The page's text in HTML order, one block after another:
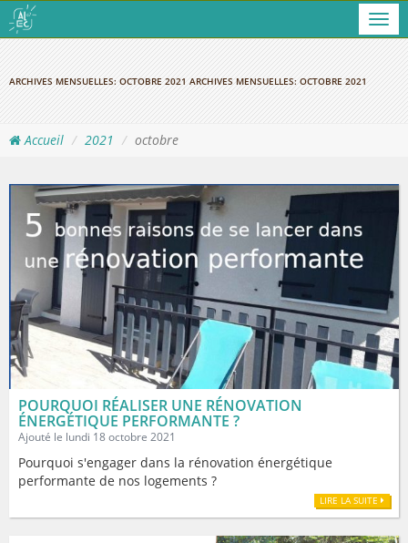
ARCHIVES MENSUELLES: OCTOBRE 2021 ARCHIVES MENSUELLES: OCTOBRE 2021
Accueil 2021 octobre
POURQUOI RÉALISER UNE RÉNOVATION
ÉNERGÉTIQUE PERFORMANTE ?
Ajouté le lundi 18 octobre 2021
Pourquoi s'engager dans la rénovation énergétique
performante de nos logements ?
LIRE LA SUITE